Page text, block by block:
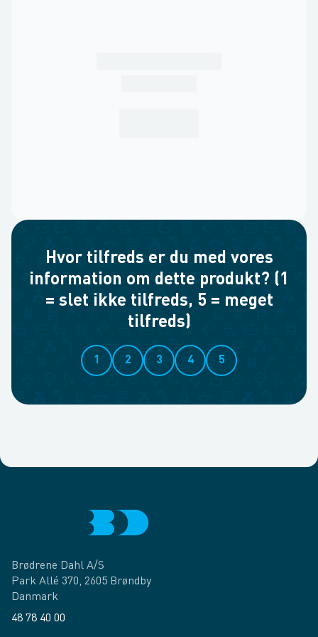
Hvor tilfreds er du med vores
information om dette produkt? (1
= slet ikke tilfreds, 5 = meget
tilfreds)
1 2 3 4 5
Brødrene Dahl A/S
Park Allé 370, 2605 Brøndby
Danmark
48 78 40 00